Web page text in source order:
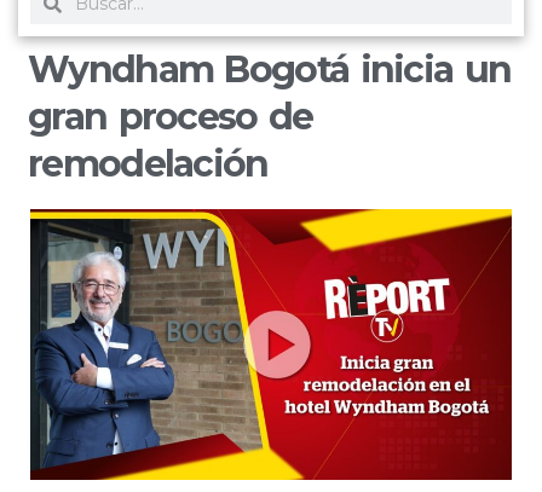
Wyndham Bogotá inicia un
gran proceso de
remodelación